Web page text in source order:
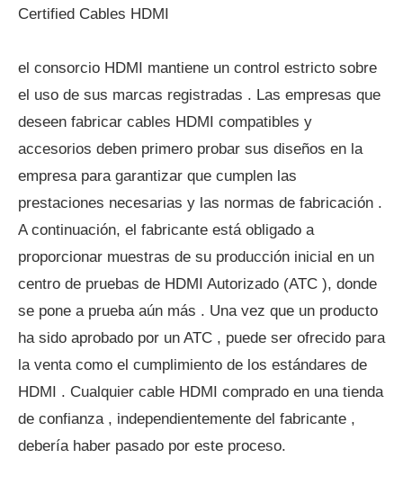
Certified Cables HDMI
el consorcio HDMI mantiene un control estricto sobre
el uso de sus marcas registradas . Las empresas que
deseen fabricar cables HDMI compatibles y
accesorios deben primero probar sus diseños en la
empresa para garantizar que cumplen las
prestaciones necesarias y las normas de fabricación .
A continuación, el fabricante está obligado a
proporcionar muestras de su producción inicial en un
centro de pruebas de HDMI Autorizado (ATC ), donde
se pone a prueba aún más . Una vez que un producto
ha sido aprobado por un ATC , puede ser ofrecido para
la venta como el cumplimiento de los estándares de
HDMI . Cualquier cable HDMI comprado en una tienda
de confianza , independientemente del fabricante ,
debería haber pasado por este proceso.